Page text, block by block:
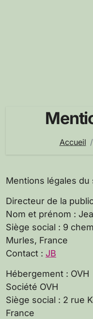
Accueil
Mentions légales du
Directeur de la
Nom et prénom :
Siège social : 9
Murles, France
Contact : JB
Hébergement : OVH
Société OVH
Siège social : 2 rue
France